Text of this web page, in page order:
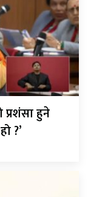
प्रशंसा हुने
?’